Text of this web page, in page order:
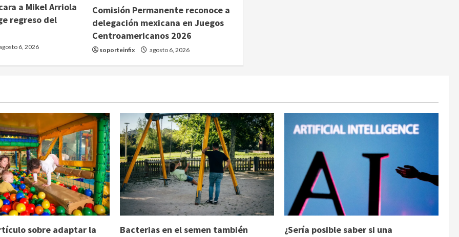
a Mikel Arriola
regreso del
6, 2026
Comisión Permanente reconoce a
delegación mexicana en Juegos
Centroamericanos 2026
soporteinfix agosto 6, 2026
sobre adaptar la
Bacterias en el semen también
¿Sería posible saber si una